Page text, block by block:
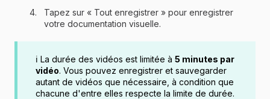
Tapez sur « Tout enregistrer » pour enregistrer
votre documentation visuelle.
ℹ️ La durée des vidéos est limitée à 5 minutes par
vidéo. Vous pouvez enregistrer et sauvegarder
autant de vidéos que nécessaire, à condition que
chacune d'entre elles respecte la limite de durée.